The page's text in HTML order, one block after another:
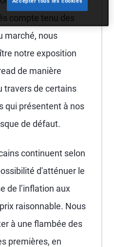
compte tenu des
marché, nous
notre exposition
de manière
travers de certains
qui présentent à nos
de défaut.
continuent selon
d'atténuer le
de l’inflation aux
raisonnable. Nous
à une flambée des
premières, en